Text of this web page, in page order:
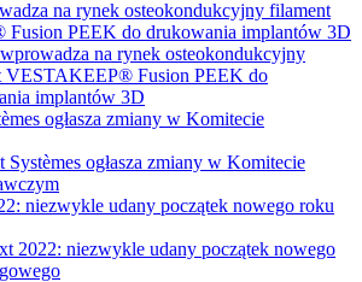
na rynek osteokondukcyjny
VESTAKEEP® Fusion PEEK do
implantów 3D
Systèmes ogłasza zmiany w Komitecie
2022: niezwykle udany początek nowego